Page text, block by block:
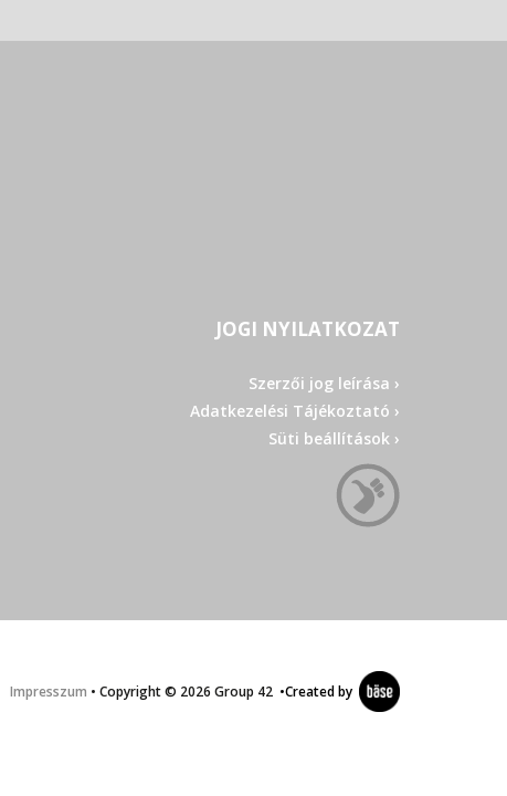
JOGI NYILATKOZAT
Szerzői jog leírása ›
Adatkezelési Tájékoztató ›
Süti beállítások ›
Impresszum • Copyright © 2026 Group 42 •Created by